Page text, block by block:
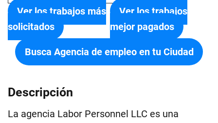
Ver los trabajos más
solicitados
Ver los trabajos
mejor pagados
Busca Agencia de empleo en tu Ciudad
Descripción
La agencia Labor Personnel LLC es una